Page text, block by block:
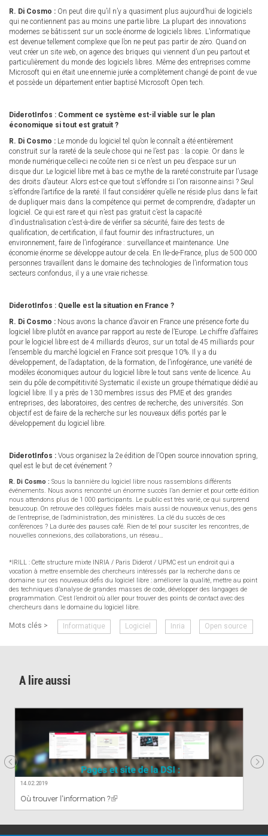
R. Di Cosmo : On peut dire qu’il n’y a quasiment plus aujourd’hui de logiciels
qui ne contiennent pas au moins une partie libre. La plupart des innovations
modernes se bâtissent sur un socle énorme de logiciels libres. L’informatique
est devenue tellement complexe que l’on ne peut pas partir de zéro. Quand on
veut créer un site web, on agence des briques qui viennent d’un peu partout et
particulièrement du monde des logiciels libres. Même des entreprises comme
Microsoft qui en était une ennemie jurée a complètement changé de point de vue
et possède un département entier baptisé Microsoft Open tech.
DiderotInfos : Comment ce système est-il viable sur le plan
économique si tout est gratuit ?
R. Di Cosmo : Le monde du logiciel tel qu’on le connaît a été entièrement
construit sur la rareté de la seule chose qui ne l’est pas : la copie. Or dans le
monde numérique celle-ci ne coûte rien si ce n’est un peu d’espace sur un
disque dur. Le logiciel libre met à bas ce mythe de la rareté construite par l’usage
des droits d’auteur. Alors est-ce que tout s’effondre si l'on raisonne ainsi ? Seul
s’effondre l’artifice de la rareté. Il faut considérer qu’elle ne réside plus dans le fait
de dupliquer mais dans la compétence qui permet de comprendre, d’adapter un
logiciel. Ce qui est rare et qui n’est pas gratuit c’est la capacité
d’industrialisation c’est-à-dire de vérifier sa sécurité, faire des tests de
qualification, de certification, il faut fournir des infrastructures, un
environnement, faire de l’infogérance : surveillance et maintenance. Une
économie énorme se développe autour de cela. En Ile-de-France, plus de 500 000
personnes travaillent dans le domaine des technologies de l’information tous
secteurs confondus, il y a une vraie richesse.
DiderotInfos : Quelle est la situation en France ?
R. Di Cosmo : Nous avons la chance d’avoir en France une présence forte du
logiciel libre plutôt en avance par rapport au reste de l’Europe. Le chiffre d’affaires
pour le logiciel libre est de 4 milliards d’euros, sur un total de 45 milliards pour
l’ensemble du marché logiciel en France soit presque 10%. Il y a du
développement, de l’adaptation, de la formation, de l’infogérance, une variété de
modèles économiques autour du logiciel libre le tout sans vente de licence. Au
sein du pôle de compétitivité Systematic il existe un groupe thématique dédié au
logiciel libre. Il y a près de 130 membres issus des PME et des grandes
entreprises, des laboratoires, des centres de recherche, des universités. Son
objectif est de faire de la recherche sur les nouveaux défis portés par le
développement du logiciel libre.
DiderotInfos : Vous organisez la 2e édition de l’Open source innovation spring,
quel est le but de cet événement ?
R. Di Cosmo : Sous la bannière du logiciel libre nous rassemblons différents
événements. Nous avons rencontré un énorme succès l’an dernier et pour cette édition
nous attendons plus de 1 000 participants. Le public est très varié, ce qui surprend
beaucoup. On retrouve des collègues fidèles mais aussi de nouveaux venus, des gens
de l’entreprise, de l’administration, des ministères. La clé du succès de ces
conférences ? La durée des pauses café. Rien de tel pour susciter les rencontres, de
nouvelles connexions, des collaborations, un réseau…
*IRILL : Cette structure mixte INRIA / Paris Diderot / UPMC est un endroit qui a
vocation à mettre ensemble des chercheurs intéressés par la recherche dans ce
domaine sur ces nouveaux défis du logiciel libre : améliorer la qualité, mettre au point
des techniques d’analyse de grandes masses de code, développer des langages de
programmation. C’est l’endroit où aller pour trouver des points de contact avec des
chercheurs dans le domaine du logiciel libre.
Mots clés > Informatique Logiciel Inria Open source
A lire aussi
en informatique